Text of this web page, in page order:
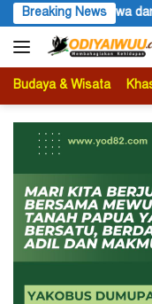
Langsung
ke
konten
Breaking News
dan Siswi SMA
Budaya & Wisata